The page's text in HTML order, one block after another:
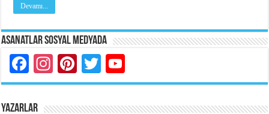
Devamı...
Asanatlar Sosyal Medyada
Facebook
Instagram
Pinterest
Twitter
YAZARLAR